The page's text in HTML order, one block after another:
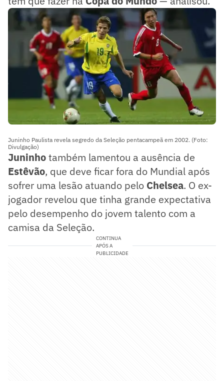
Juninho Paulista revela segredo da Seleção pentacampeã em 2002. (Foto:
Divulgação)
Juninhotambém lamentou a ausência de
Estêvão, que deve ficar fora do Mundial após
sofrer uma lesão atuando pelo Chelsea. O ex-
jogador revelou que tinha grande expectativa
pelo desempenho do jovem talento com a
camisa da Seleção.
CONTINUA
APÓS A
PUBLICIDADE